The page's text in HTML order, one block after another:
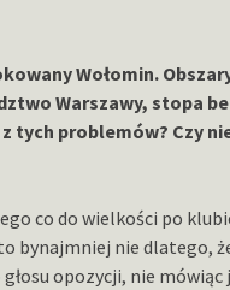
Wołomin.
Warszawy, stopa
tych problemów? Czy
co do wielkości po
bynajmniej nie dlatego,
opozycji, nie